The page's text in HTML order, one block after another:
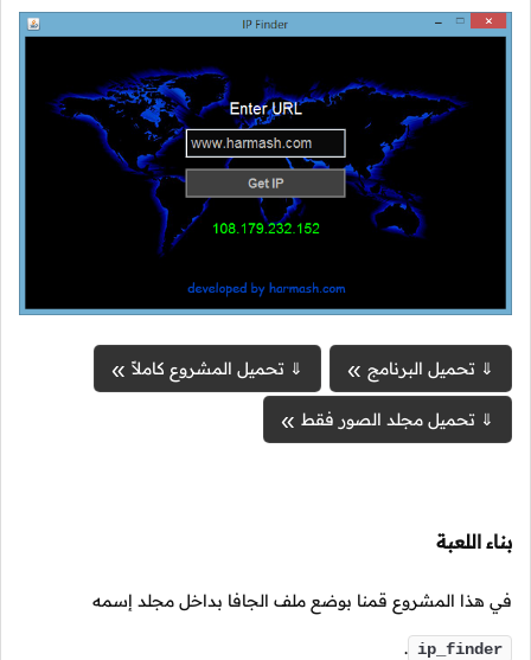
⇓ تحميل البرنامج ⇓ تحميل المشروع كاملاً
⇓ تحميل مجلد الصور فقط
بناء اللعبة
في هذا المشروع قمنا بوضع ملف الجافا بداخل مجلد إسمه
ip_finder
.